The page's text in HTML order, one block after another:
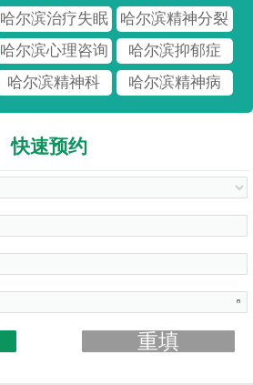
哈尔滨治疗失眠
哈尔滨精神分裂
哈尔滨心理咨询
哈尔滨抑郁症
哈尔滨精神科
哈尔滨精神病
快速预约